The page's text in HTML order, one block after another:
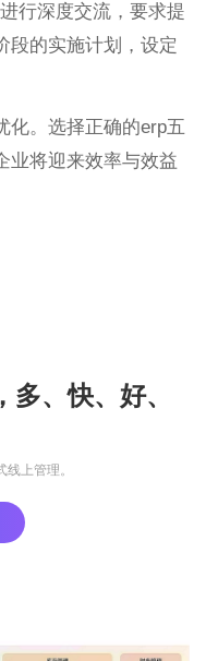
行深度交流，要求提
段的实施计划，设定
化。选择正确的erp五
业将迎来效率与效益
、快、好、
上管理。